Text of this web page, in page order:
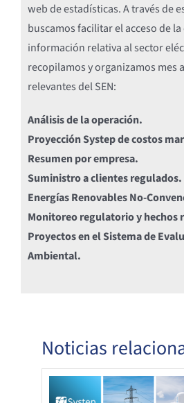
web de estadísticas. A través de
buscamos facilitar el acceso de
información relativa al sector
recopilamos y organizamos mes
relevantes del SEN:
Análisis de la operación.
Proyección Systep de costos
Resumen por empresa.
Suministro a clientes regulados.
Energías Renovables No-
Monitoreo regulatorio y hechos
Proyectos en el Sistema de
Ambiental.
Noticias